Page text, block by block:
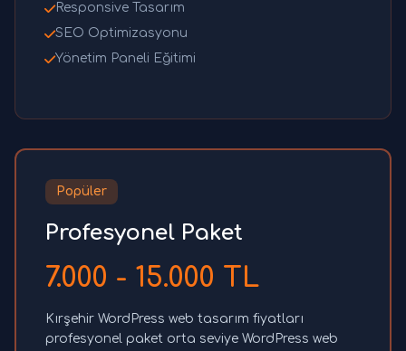
Responsive Tasarım
SEO Optimizasyonu
Yönetim Paneli Eğitimi
Popüler
Profesyonel Paket
7.000 - 15.000 TL
Kırşehir WordPress web tasarım fiyatları
profesyonel paket orta seviye WordPress web